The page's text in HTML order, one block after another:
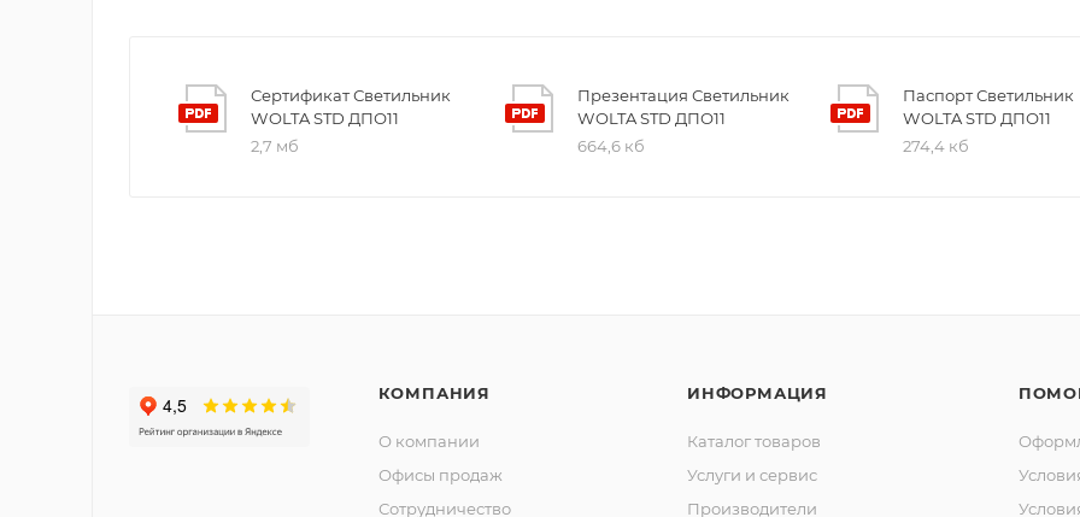
Сертификат Светильник
WOLTA STD ДПО11
2,7 мб
Презентация Светильник
WOLTA STD ДПО11
664,6 кб
Паспорт Светильник
WOLTA STD ДПО11
274,4 кб
КОМПАНИЯ
О компании
Офисы продаж
Сотрудничество
ИНФОРМАЦИЯ
Каталог товаров
Услуги и сервис
Производители